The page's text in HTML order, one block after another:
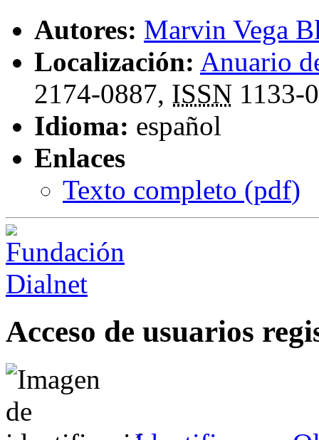
Autores: Marvin Vega
Localización: Anuario
2174-0887, ISSN 1133-
Idioma: español
Enlaces
Texto completo (pdf)
Acceso de usuarios